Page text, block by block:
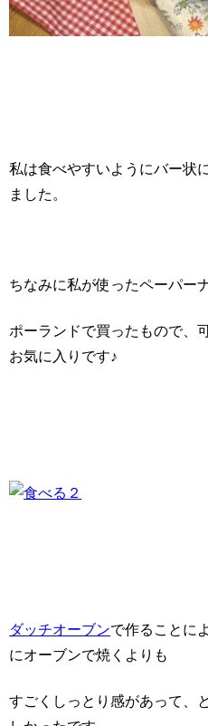
私は食べやすいようにバー状
ました。
ちなみに私が使ったペーパー
ポーランドで買ったもので、
お気に入りです♪
ダッチオーブンで作ることに
にオーブンで焼くよりも
すごくしっとり感があって、